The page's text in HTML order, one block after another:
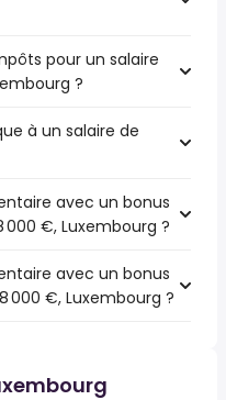
pour un salaire
?
à un salaire de
avec un bonus
000 €, Luxembourg ?
avec un bonus
000 €, Luxembourg ?